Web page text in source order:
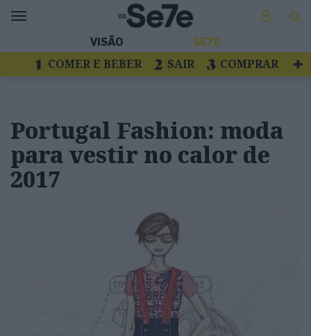
VISÃO SE7E
COMER E BEBER SAIR
COMPRAR
Portugal Fashion: moda
para vestir no calor de
2017